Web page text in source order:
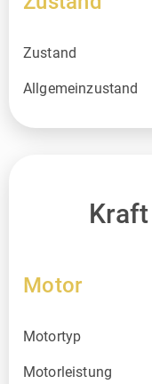
Zustand
Allgemeinzustand
Motor
Motortyp
Motorleistung